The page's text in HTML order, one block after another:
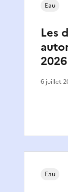
Les
2026
Eau
6 juillet
Eau